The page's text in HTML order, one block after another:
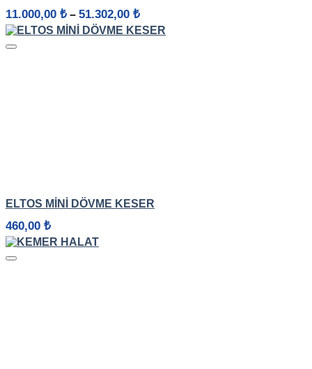
11.000,00 ₺ – 51.302,00 ₺
11.000,00 ₺
ELTOS MINI DÖVME KESER
460,00 ₺